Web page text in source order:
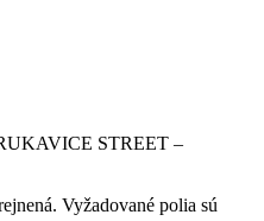
STREET –
Vyžadované polia sú